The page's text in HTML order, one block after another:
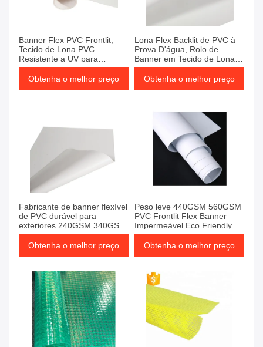
Banner Flex PVC Frontlit,
Tecido de Lona PVC
Resistente a UV para
Publicidade Exterior
Obtenha o melhor preço
Lona Flex Backlit de PVC à
Prova D'água, Rolo de
Banner em Tecido de Lona
para Publicidade Interna
Obtenha o melhor preço
Fabricante de banner flexível
de PVC durável para
exteriores 240GSM 340GSM
para pintura por spray
Obtenha o melhor preço
Peso leve 440GSM 560GSM
PVC Frontlit Flex Banner
Impermeável Eco Friendly
Obtenha o melhor preço